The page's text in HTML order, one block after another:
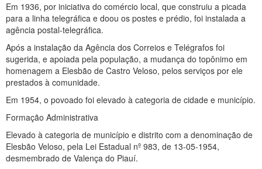
Em 1936, por iniciativa do comércio local, que construiu a picada
para a linha telegráfica e doou os postes e prédio, foi instalada a
agência postal-telegráfica.
Após a instalação da Agência dos Correios e Telégrafos foi
sugerida, e apoiada pela população, a mudança do topônimo em
homenagem a Elesbão de Castro Veloso, pelos serviços por ele
prestados à comunidade.
Em 1954, o povoado foi elevado à categoria de cidade e município.
Formação Administrativa
Elevado à categoria de município e distrito com a denominação de
Elesbão Veloso, pela Lei Estadual nº 983, de 13-05-1954,
desmembrado de Valença do Piauí.